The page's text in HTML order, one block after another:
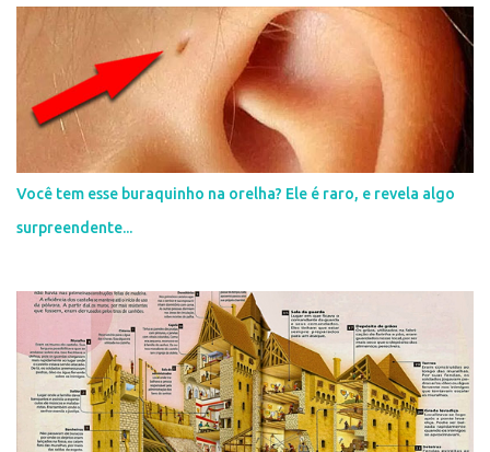
i
Você tem esse buraquinho na orelha? Ele é raro, e revela algo
surpreendente...